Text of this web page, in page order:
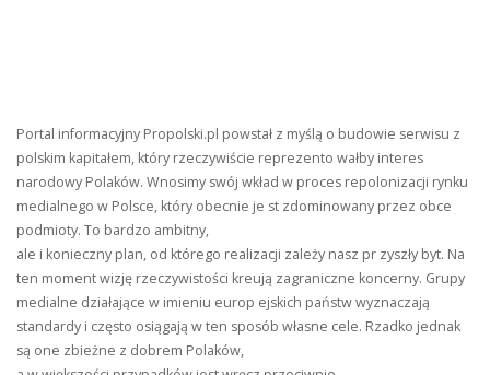
Portal informacyjny Propolski.pl powstał z myślą o budowie serwisu z
polskim kapitałem, który rzeczywiście reprezento wałby interes
narodowy Polaków. Wnosimy swój wkład w proces repolonizacji rynku
medialnego w Polsce, który obecnie je st zdominowany przez obce
podmioty. To bardzo ambitny,
ale i konieczny plan, od którego realizacji zależy nasz pr zyszły byt. Na
ten moment wizję rzeczywistości kreują zagraniczne koncerny. Grupy
medialne działające w imieniu europ ejskich państw wyznaczają
standardy i często osiągają w ten sposób własne cele. Rzadko jednak
są one zbieżne z dobrem Polaków,